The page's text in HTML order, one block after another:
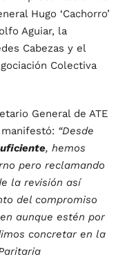
Hugo ‘Cachorro’
Aguiar, la
Cabezas y el
Colectiva
General de ATE
manifestó: “Desde
, hemos
pero reclamando
la revisión así
del compromiso
aunque estén por
concretar en la